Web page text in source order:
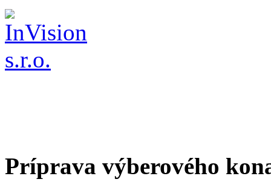
Príprava výberového